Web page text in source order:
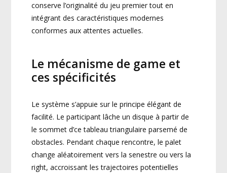
conserve l’originalité du jeu premier tout en
intégrant des caractéristiques modernes
conformes aux attentes actuelles.
Le mécanisme de game et
ces spécificités
Le système s’appuie sur le principe élégant de
facilité. Le participant lâche un disque à partir de
le sommet d’ce tableau triangulaire parsemé de
obstacles. Pendant chaque rencontre, le palet
change aléatoirement vers la senestre ou vers la
right, accroissant les trajectoires potentielles